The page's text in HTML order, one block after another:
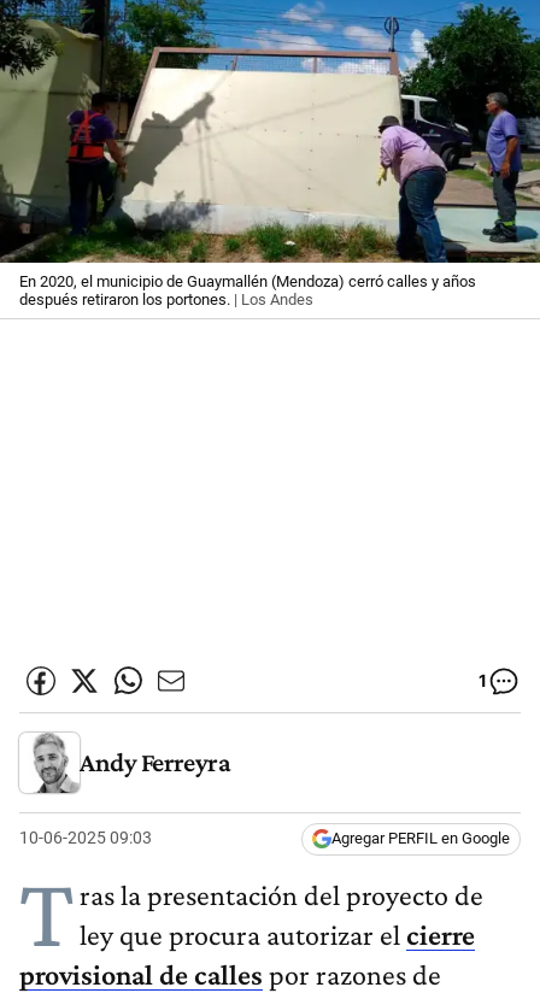
En 2020, el municipio de Guaymallén (Mendoza) cerró calles y años
después retiraron los portones. | Los Andes
1
Andy Ferreyra
10-06-2025 09:03 Agregar PERFIL en Google
Tras la presentación del proyecto de
ley que procura autorizar el cierre
provisional de calles por razones de